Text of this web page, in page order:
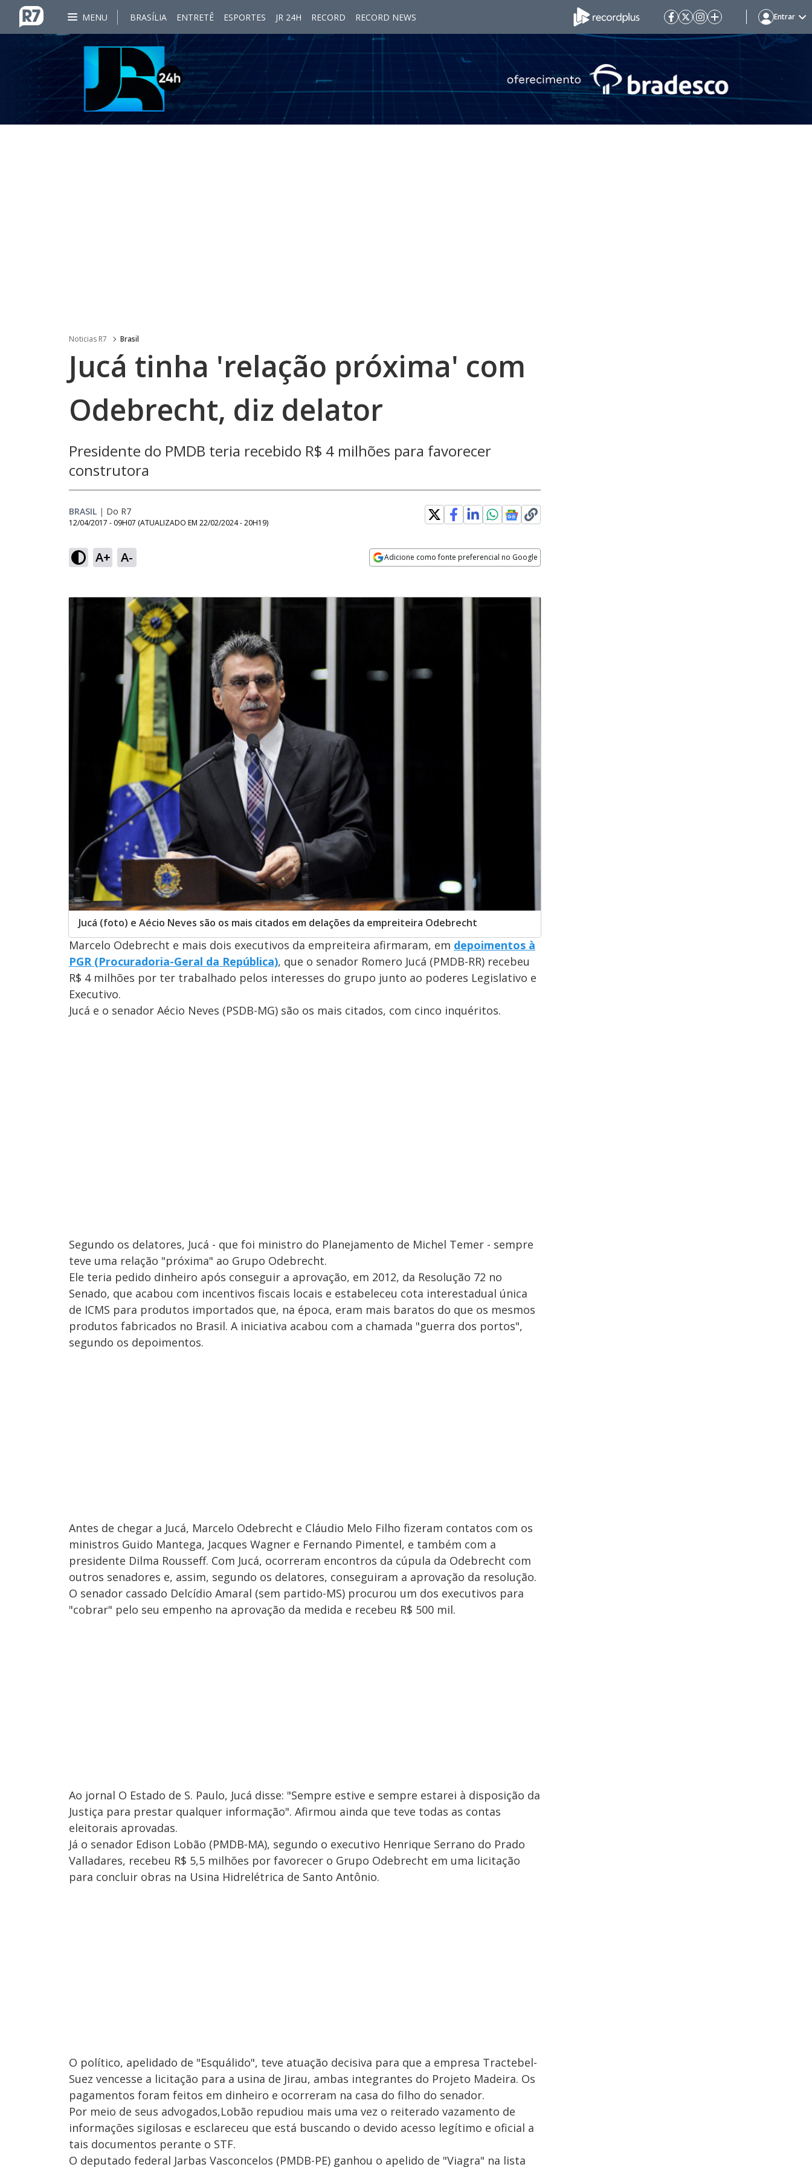
MENU BRASÍLIA ENTRETÊ ESPORTES JR 24H RECORD RECORD NEWS Entrar
Noticias R7 Brasil
Jucá tinha 'relação próxima' com
Odebrecht, diz delator
Presidente do PMDB teria recebido R$ 4 milhões para favorecer
construtora
BRASIL | Do R7
12/04/2017 - 09H07 (ATUALIZADO EM 22/02/2024 - 20H19)
A+ A- Adicione como fonte preferencial no Google
Jucá (foto) e Aécio Neves são os mais citados em delações da empreiteira Odebrecht
Marcelo Odebrecht e mais dois executivos da empreiteira afirmaram, em depoimentos à
PGR (Procuradoria-Geral da República), que o senador Romero Jucá (PMDB-RR) recebeu
R$ 4 milhões por ter trabalhado pelos interesses do grupo junto ao poderes Legislativo e
Executivo.
Jucá e o senador Aécio Neves (PSDB-MG) são os mais citados, com cinco inquéritos.
Segundo os delatores, Jucá - que foi ministro do Planejamento de Michel Temer - sempre
teve uma relação "próxima" ao Grupo Odebrecht.
Ele teria pedido dinheiro após conseguir a aprovação, em 2012, da Resolução 72 no
Senado, que acabou com incentivos fiscais locais e estabeleceu cota interestadual única
de ICMS para produtos importados que, na época, eram mais baratos do que os mesmos
produtos fabricados no Brasil. A iniciativa acabou com a chamada "guerra dos portos",
segundo os depoimentos.
Antes de chegar a Jucá, Marcelo Odebrecht e Cláudio Melo Filho fizeram contatos com os
ministros Guido Mantega, Jacques Wagner e Fernando Pimentel, e também com a
presidente Dilma Rousseff. Com Jucá, ocorreram encontros da cúpula da Odebrecht com
outros senadores e, assim, segundo os delatores, conseguiram a aprovação da resolução.
O senador cassado Delcídio Amaral (sem partido-MS) procurou um dos executivos para
"cobrar" pelo seu empenho na aprovação da medida e recebeu R$ 500 mil.
Ao jornal O Estado de S. Paulo, Jucá disse: "Sempre estive e sempre estarei à disposição da
Justiça para prestar qualquer informação". Afirmou ainda que teve todas as contas
eleitorais aprovadas.
Já o senador Edison Lobão (PMDB-MA), segundo o executivo Henrique Serrano do Prado
Valladares, recebeu R$ 5,5 milhões por favorecer o Grupo Odebrecht em uma licitação
para concluir obras na Usina Hidrelétrica de Santo Antônio.
O político, apelidado de "Esquálido", teve atuação decisiva para que a empresa Tractebel-
Suez vencesse a licitação para a usina de Jirau, ambas integrantes do Projeto Madeira. Os
pagamentos foram feitos em dinheiro e ocorreram na casa do filho do senador.
Por meio de seus advogados,Lobão repudiou mais uma vez o reiterado vazamento de
informações sigilosas e esclareceu que está buscando o devido acesso legítimo e oficial a
tais documentos perante o STF.
O deputado federal Jarbas Vasconcelos (PMDB-PE) ganhou o apelido de "Viagra" na lista